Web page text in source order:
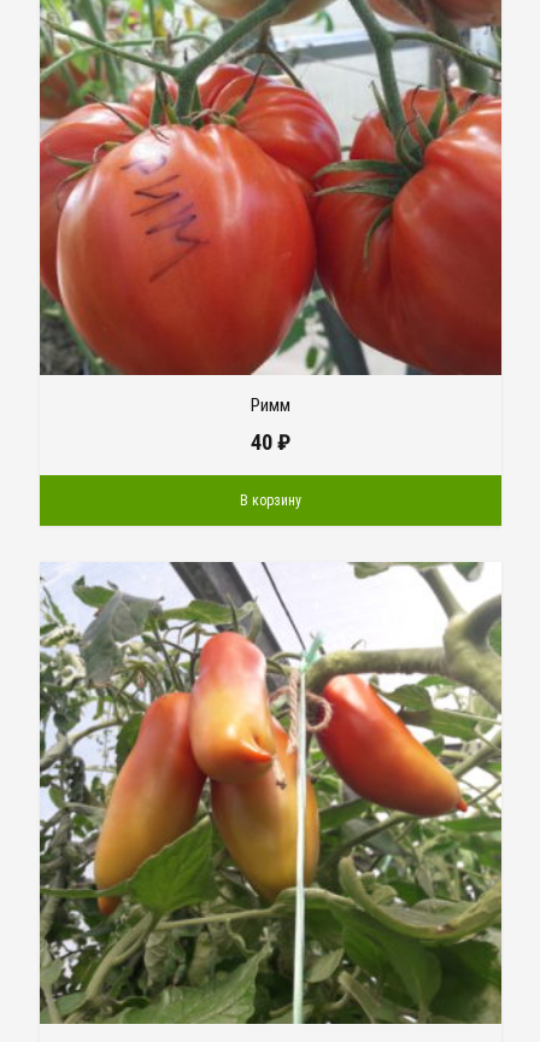
Римм
40₽
В корзину